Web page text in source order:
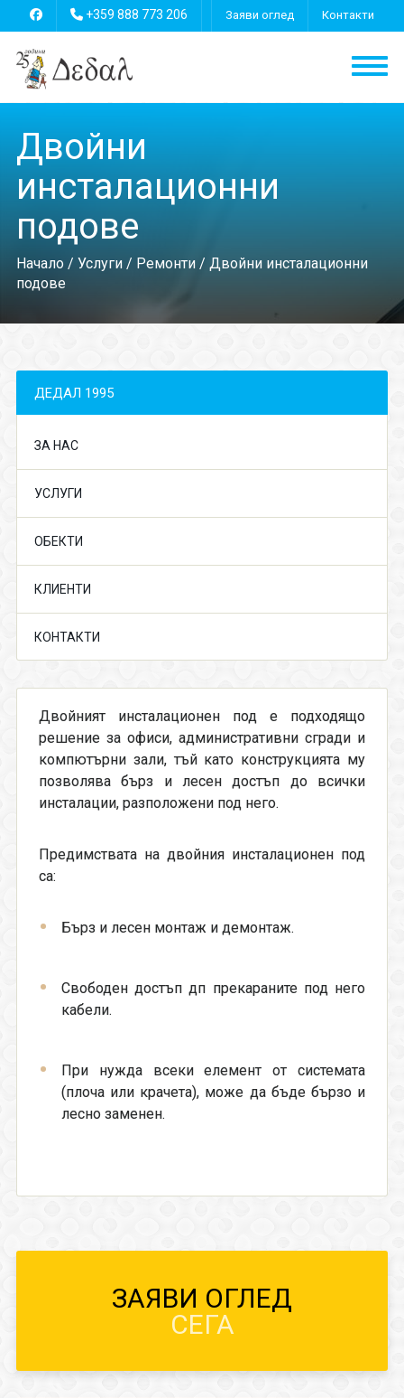
+359 888 773 206 Заяви оглед Контакти
Двойни
инсталационни
подове
Начало/ Услуги/ Ремонти/ Двойни инсталационни
подове
ДЕДАЛ 1995
ЗА НАС
УСЛУГИ
ОБЕКТИ
КЛИЕНТИ
КОНТАКТИ
Двойният инсталационен под е подходящо
решение за офиси, административни сгради и
компютърни зали, тъй като конструкцията му
позволява бърз и лесен достъп до всички
инсталации, разположени под него.
Предимствата на двойния инсталационен под
са:
Бърз и лесен монтаж и демонтаж.
Свободен достъп дп прекараните под него
кабели.
При нужда всеки елемент от системата
(плоча или крачета), може да бъде бързо и
лесно заменен.
ЗАЯВИ ОГЛЕД
СЕГА